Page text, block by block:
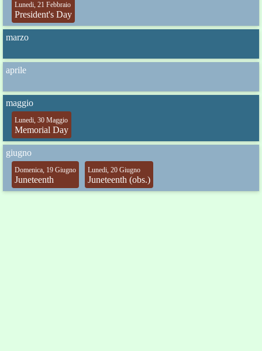
Lunedi, 21 Febbraio
President's Day
marzo
aprile
maggio
Lunedi, 30 Maggio
Memorial Day
giugno
Domenica, 19 Giugno
Juneteenth
Lunedi, 20 Giugno
Juneteenth (obs.)